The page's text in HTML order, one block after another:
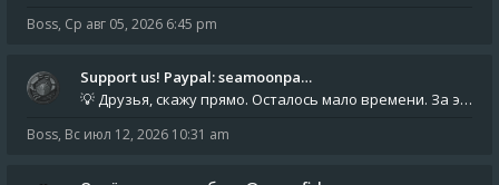
Boss, Ср авг 05, 2026 6:45 pm
Support us! Paypal: seamoonpa…
💡 Друзья, скажу прямо. Осталось мало времени. За это время нам нужно закрыть последние обязательные расходы: около 500
Boss, Вс июл 12, 2026 10:31 am